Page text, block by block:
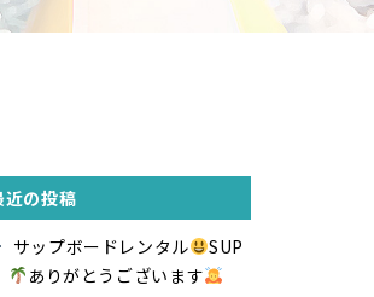
近の投稿
サップボードレンタル
SUP
ありがとうございます